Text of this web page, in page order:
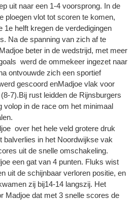
uit naar een 1-4 voorsprong. In de
ploegen vlot tot scoren te komen,
1e helft kregen de verdedigingen
Na de spanning van zich af te
beter in de wedstrijd, met meer
werd de ommekeer ingezet naar
ontvouwde zich een sportief
gescoord enMadjoe vlak voor
7).Bij rust leidden de Rijnsburgers
volop in de race om het minimaal
over het hele veld grotere druk
balverlies in het Noordwijkse vak
uit de snelle omschakeling.
een gat van 4 punten. Fluks wist
uit de schijnbaar verloren positie, en
zij bij14-14 langszij. Het
Madjoe dat met 3 snelle scores de